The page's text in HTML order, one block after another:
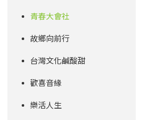
青春大會社
故鄉向前行
台灣文化鹹酸甜
歡喜音緣
樂活人生